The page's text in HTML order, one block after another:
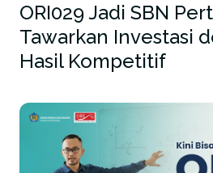
ORI029 Jadi SBN
Tawarkan Investasi
Hasil Kompetitif